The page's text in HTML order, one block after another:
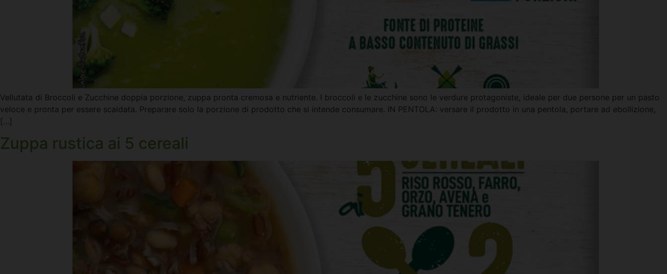
Vellutata di Broccoli e Zucchine doppia porzione, zuppa pronta cremosa e nutriente. I broccoli e le zucchine sono le verdure protagoniste, ideale per due persone per un pasto
veloce e pronta per essere scaldata. Preparare solo la porzione di prodotto che si intende consumare. IN PENTOLA: versare il prodotto in una pentola, portare ad ebollizione,
[…]
Zuppa rustica ai 5 cereali